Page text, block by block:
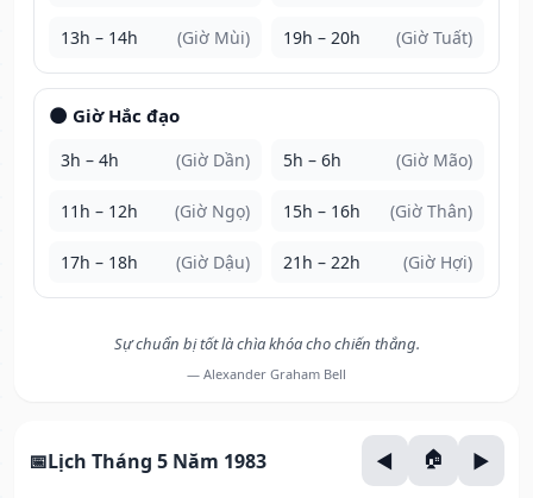
13h – 14h (Giờ Mùi) 19h – 20h (Giờ Tuất)
🌑 Giờ Hắc đạo
3h – 4h (Giờ Dần) 5h – 6h (Giờ Mão)
11h – 12h (Giờ Ngọ) 15h – 16h (Giờ Thân)
17h – 18h (Giờ Dậu) 21h – 22h (Giờ Hợi)
Sự chuẩn bị tốt là chìa khóa cho chiến thắng.
— Alexander Graham Bell
Lịch Tháng 5 Năm 1983